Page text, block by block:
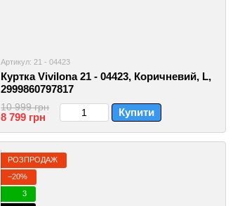
Артикул: 21 - 04423
Куртка Vivilona 21 - 04423, Коричневий, L,
2999860797817
10 999 грн
8 799 грн Купити
РОЗПРОДАЖ
−20%
3